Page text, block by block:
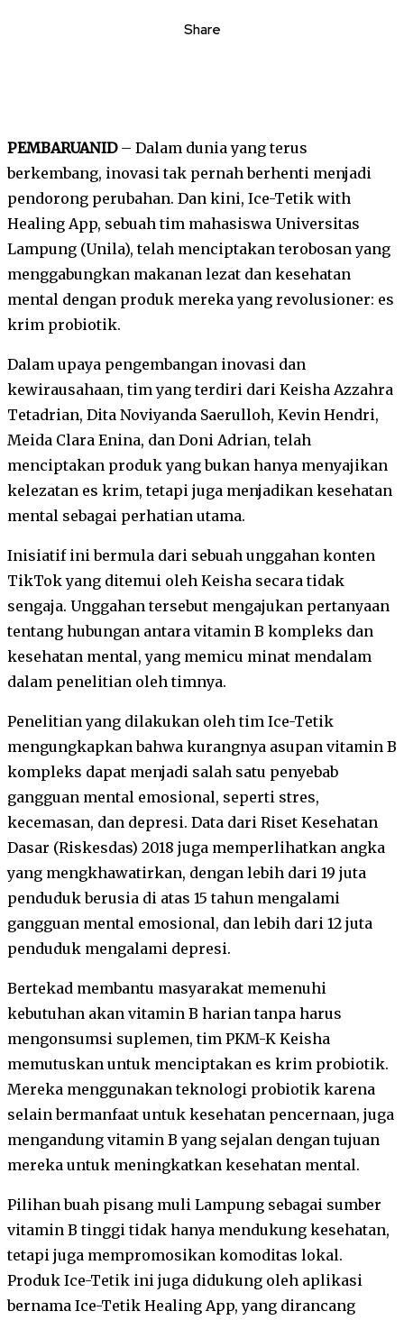
Share
PEMBARUANID– Dalam dunia yang terus
berkembang, inovasi tak pernah berhenti menjadi
pendorong perubahan. Dan kini, Ice-Tetik with
Healing App, sebuah tim mahasiswa Universitas
Lampung (Unila), telah menciptakan terobosan yang
menggabungkan makanan lezat dan kesehatan
mental dengan produk mereka yang revolusioner: es
krim probiotik.
Dalam upaya pengembangan inovasi dan
kewirausahaan, tim yang terdiri dari Keisha Azzahra
Tetadrian, Dita Noviyanda Saerulloh, Kevin Hendri,
Meida Clara Enina, dan Doni Adrian, telah
menciptakan produk yang bukan hanya menyajikan
kelezatan es krim, tetapi juga menjadikan kesehatan
mental sebagai perhatian utama.
Inisiatif ini bermula dari sebuah unggahan konten
TikTok yang ditemui oleh Keisha secara tidak
sengaja. Unggahan tersebut mengajukan pertanyaan
tentang hubungan antara vitamin B kompleks dan
kesehatan mental, yang memicu minat mendalam
dalam penelitian oleh timnya.
Penelitian yang dilakukan oleh tim Ice-Tetik
mengungkapkan bahwa kurangnya asupan vitamin B
kompleks dapat menjadi salah satu penyebab
gangguan mental emosional, seperti stres,
kecemasan, dan depresi. Data dari Riset Kesehatan
Dasar (Riskesdas) 2018 juga memperlihatkan angka
yang mengkhawatirkan, dengan lebih dari 19 juta
penduduk berusia di atas 15 tahun mengalami
gangguan mental emosional, dan lebih dari 12 juta
penduduk mengalami depresi.
Bertekad membantu masyarakat memenuhi
kebutuhan akan vitamin B harian tanpa harus
mengonsumsi suplemen, tim PKM-K Keisha
memutuskan untuk menciptakan es krim probiotik.
Mereka menggunakan teknologi probiotik karena
selain bermanfaat untuk kesehatan pencernaan, juga
mengandung vitamin B yang sejalan dengan tujuan
mereka untuk meningkatkan kesehatan mental.
Pilihan buah pisang muli Lampung sebagai sumber
vitamin B tinggi tidak hanya mendukung kesehatan,
tetapi juga mempromosikan komoditas lokal.
Produk Ice-Tetik ini juga didukung oleh aplikasi
bernama Ice-Tetik Healing App, yang dirancang